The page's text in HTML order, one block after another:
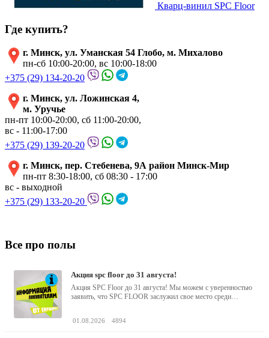
Кварц-винил SPC Floor
Где купить?
г. Минск, ул. Уманская 54 Глобо, м. Михалово
пн-сб 10:00-20:00, вс 10:00-18:00
+375 (29) 134-20-20
г. Минск, ул. Ложинская 4,
м. Уручье
пн-пт 10:00-20:00, сб 11:00-20:00,
вс - 11:00-17:00
+375 (29) 139-20-20
г. Минск, пер. Стебенева, 9А район Минск-Мир
пн-пт 8:30-18:00, сб 08:30 - 17:00
вс - выходной
+375 (29) 133-20-20
Все про полы
акция spc floor до 31 августа!
Акция SPC Floor до 31 августа! Мы можем с уверенностью
заявить, что SPC FLOOR заслужил свое место среди
01.08.2026 4894